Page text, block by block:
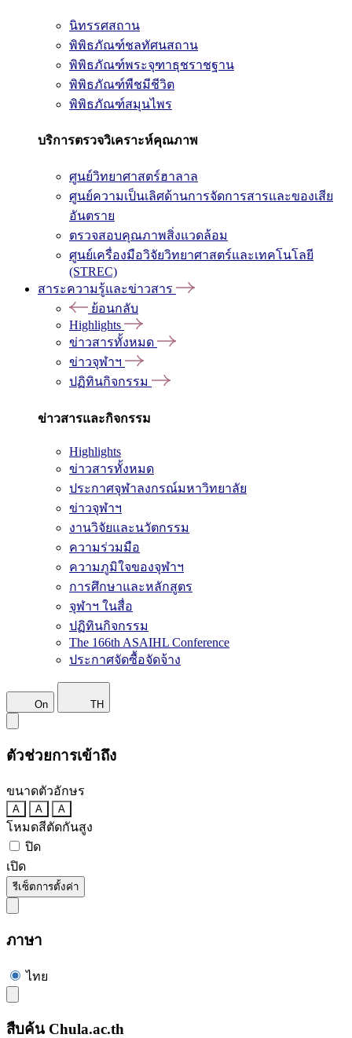
นิทรรศสถาน
พิพิธภัณฑ์ชลทัศนสถาน
พิพิธภัณฑ์พระจุฑาธุชราชฐาน
พิพิธภัณฑ์พืชมีชีวิต
พิพิธภัณฑ์สมุนไพร
บริการตรวจวิเคราะห์คุณภาพ
ศูนย์วิทยาศาสตร์ฮาลาล
ศูนย์ความเป็นเลิศด้านการจัดการสารและของเสีย
อันตราย
ตรวจสอบคุณภาพสิ่งแวดล้อม
ศูนย์เครื่องมือวิจัยวิทยาศาสตร์และเทคโนโลยี
(STREC)
สาระความรู้และข่าวสาร
ย้อนกลับ
Highlights
ข่าวสารทั้งหมด
ข่าวจุฬาฯ
ปฏิทินกิจกรรม
ข่าวสารและกิจกรรม
Highlights
ข่าวสารทั้งหมด
ประกาศจุฬาลงกรณ์มหาวิทยาลัย
ข่าวจุฬาฯ
งานวิจัยและนวัตกรรม
ความร่วมมือ
ความภูมิใจของจุฬาฯ
การศึกษาและหลักสูตร
จุฬาฯ ในสื่อ
ปฏิทินกิจกรรม
The 166th ASAIHL Conference
ประกาศจัดซื้อจัดจ้าง
On TH
ตัวช่วยการเข้าถึง
ขนาดตัวอักษร
A A A
โหมดสีตัดกันสูง
ปิด
เปิด
รีเซ็ตการตั้งค่า
ภาษา
ไทย
สืบค้น Chula.ac.th